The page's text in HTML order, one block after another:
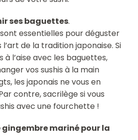
ses baguettes.
essentielles pour déguster
l’art de la tradition japonaise. Si
à l’aise avec les baguettes,
vos sushis à la main
les japonais ne vous en
contre, sacrilège si vous
avec une fourchette !
gingembre mariné pour la